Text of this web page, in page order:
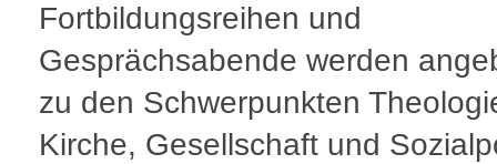
Fortbildungsreihen und
Gesprächsabende werden
zu den Schwerpunkten
Kirche, Gesellschaft und